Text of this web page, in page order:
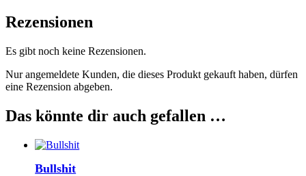
Rezensionen
Es gibt noch keine Rezensionen.
Nur angemeldete Kunden, die dieses Produkt gekauft haben, dürfen
eine Rezension abgeben.
Das könnte dir auch gefallen …
Bullshit